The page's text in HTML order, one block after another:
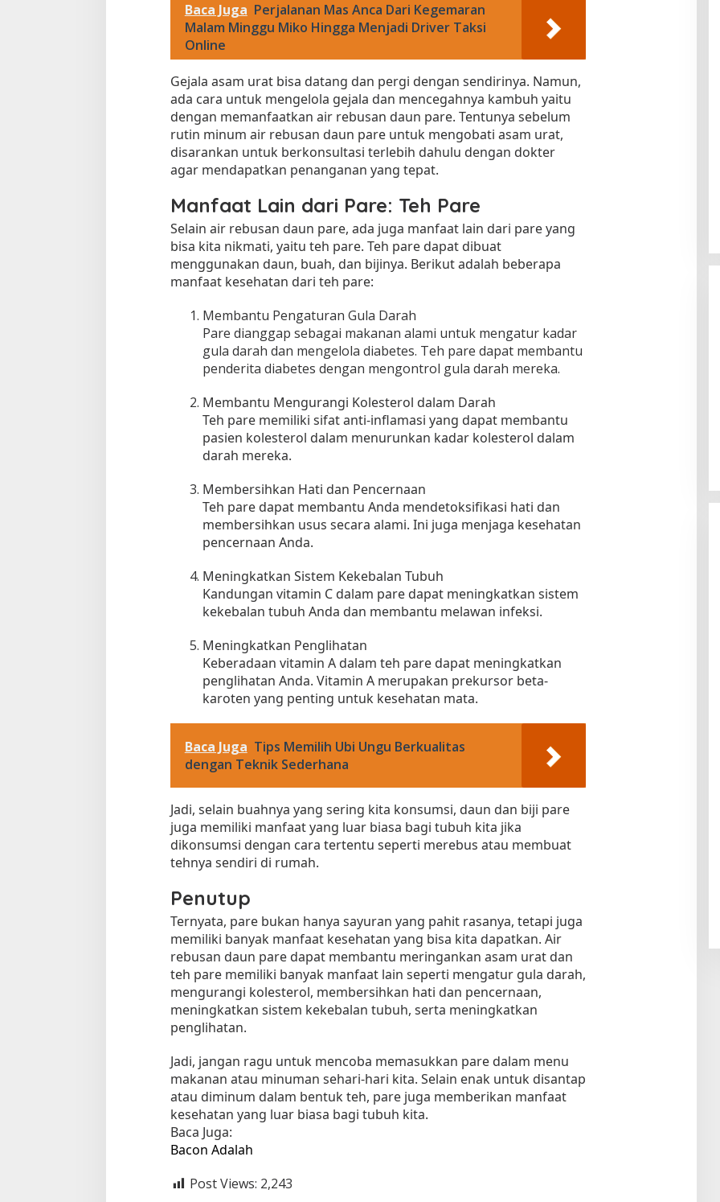
Baca Juga Perjalanan Mas Anca Dari Kegemaran
Malam Minggu Miko Hingga Menjadi Driver Taksi
Online
Gejala asam urat bisa datang dan pergi dengan sendirinya. Namun,
ada cara untuk mengelola gejala dan mencegahnya kambuh yaitu
dengan memanfaatkan air rebusan daun pare. Tentunya sebelum
rutin minum air rebusan daun pare untuk mengobati asam urat,
disarankan untuk berkonsultasi terlebih dahulu dengan dokter
agar mendapatkan penanganan yang tepat.
Manfaat Lain dari Pare: Teh Pare
Selain air rebusan daun pare, ada juga manfaat lain dari pare yang
bisa kita nikmati, yaitu teh pare. Teh pare dapat dibuat
menggunakan daun, buah, dan bijinya. Berikut adalah beberapa
manfaat kesehatan dari teh pare:
Membantu Pengaturan Gula Darah
Pare dianggap sebagai makanan alami untuk mengatur kadar
gula darah dan mengelola diabetes. Teh pare dapat membantu
penderita diabetes dengan mengontrol gula darah mereka.
Membantu Mengurangi Kolesterol dalam Darah
Teh pare memiliki sifat anti-inflamasi yang dapat membantu
pasien kolesterol dalam menurunkan kadar kolesterol dalam
darah mereka.
Membersihkan Hati dan Pencernaan
Teh pare dapat membantu Anda mendetoksifikasi hati dan
membersihkan usus secara alami. Ini juga menjaga kesehatan
pencernaan Anda.
Meningkatkan Sistem Kekebalan Tubuh
Kandungan vitamin C dalam pare dapat meningkatkan sistem
kekebalan tubuh Anda dan membantu melawan infeksi.
Meningkatkan Penglihatan
Keberadaan vitamin A dalam teh pare dapat meningkatkan
penglihatan Anda. Vitamin A merupakan prekursor beta-
karoten yang penting untuk kesehatan mata.
Baca Juga Tips Memilih Ubi Ungu Berkualitas
dengan Teknik Sederhana
Jadi, selain buahnya yang sering kita konsumsi, daun dan biji pare
juga memiliki manfaat yang luar biasa bagi tubuh kita jika
dikonsumsi dengan cara tertentu seperti merebus atau membuat
tehnya sendiri di rumah.
Penutup
Ternyata, pare bukan hanya sayuran yang pahit rasanya, tetapi juga
memiliki banyak manfaat kesehatan yang bisa kita dapatkan. Air
rebusan daun pare dapat membantu meringankan asam urat dan
teh pare memiliki banyak manfaat lain seperti mengatur gula darah,
mengurangi kolesterol, membersihkan hati dan pencernaan,
meningkatkan sistem kekebalan tubuh, serta meningkatkan
penglihatan.
Jadi, jangan ragu untuk mencoba memasukkan pare dalam menu
makanan atau minuman sehari-hari kita. Selain enak untuk disantap
atau diminum dalam bentuk teh, pare juga memberikan manfaat
kesehatan yang luar biasa bagi tubuh kita.
Baca Juga:
Bacon Adalah
Post Views: 2,243